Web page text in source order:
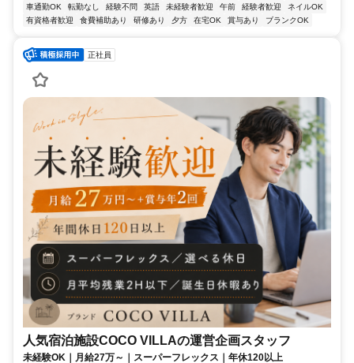
車通勤OK
転勤なし 経験不問 英語 未経験者歓迎 午前 経験者歓迎
ネイルOK
有資格者歓迎
食費補助あり 研修あり 夕方 在宅OK 賞与あり ブランクOK
正社員
人気宿泊施設COCO VILLAの運営企画スタッフ
未経験OK｜月給27万～｜スーパーフレックス｜年休120以上